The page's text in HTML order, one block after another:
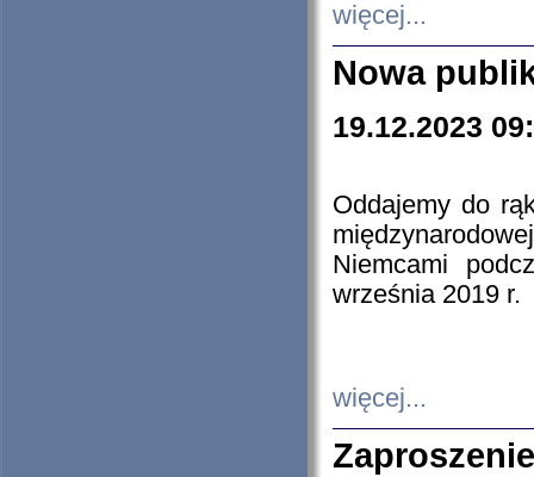
więcej...
Nowa
19.12.2023
Oddajemy do
Niemcami
września 2019 r.
więcej...